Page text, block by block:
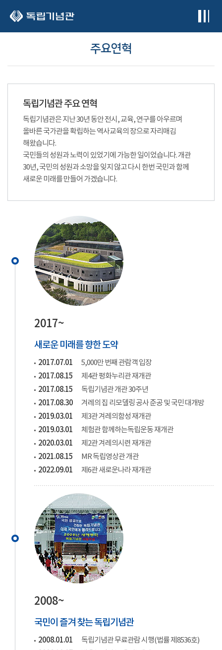
주요연혁
독립기념관 주요 연혁
독립기념관은 지난 30년 동안 전시, 교육, 연구를 아우르며
올바른 국가관을 확립하는 역사교육의 장으로 자리매김
해왔습니다.
국민들의 성원과 노력이 있었기에 가능한 일이었습니다. 개관
30년, 국민의 성원과 소망을 잊지 않고 다시 한번 국민과 함께
새로운 미래를 만들어 가겠습니다.
2017~
새로운 미래를 향한 도약
2017.07.01
5,000만 번째 관람객 입장
2017.08.15
제4관 평화누리관 재개관
2017.08.15
독립기념관 개관 30주년
2017.08.30
겨레의 집 리모델링 공사 준공 및 국민 대개방
2019.03.01
제3관 겨레의함성 재개관
2019.03.01
체험관 함께하는독립운동 재개관
2020.03.01
제2관 겨레의시련 재개관
2021.08.15
MR 독립영상관 개관
2022.09.01
제6관 새로운나라 재개관
2008~
국민이 즐겨 찾는 독립기념관
2008.01.01
독립기념관 무료관람 시행(법률 제8536호)